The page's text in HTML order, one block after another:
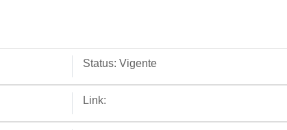
Status: Vigente
Link: